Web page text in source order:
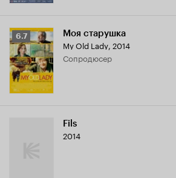
Рейтинг
Кинопоиска
6.7
6.7 Моя старушка
My Old Lady, 2014
сопродюсер
Fils
2014